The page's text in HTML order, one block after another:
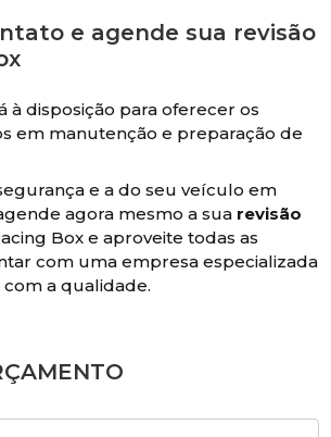
e agende sua revisão
à disposição para oferecer os
em manutenção e preparação de
e a do seu veículo em
agora mesmo a sua revisão
Box e aproveite todas as
com uma empresa especializada
a qualidade.